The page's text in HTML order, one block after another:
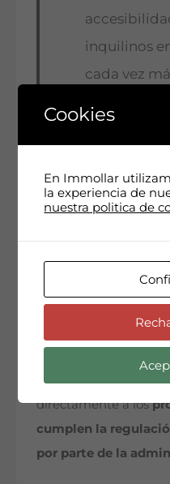
inquilinos
cada vez
sube tanto,
por metro
aumenta.”
El Sindicato de
falta de control
Desde elSindicato
directamente a los
cumplen la
por parte de la
Cookies
En Immollar
la experiencia de
nuestra politica de